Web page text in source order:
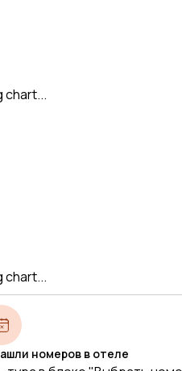
chart...
chart...
номеров в отеле